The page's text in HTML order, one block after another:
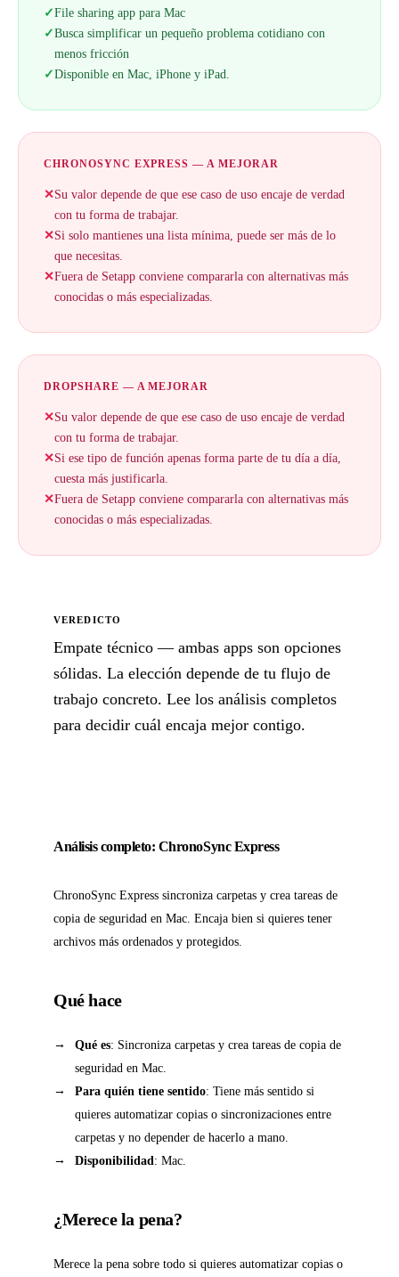
✓File sharing app para Mac
✓Busca simplificar un pequeño problema cotidiano con
menos fricción
✓Disponible en Mac, iPhone y iPad.
CHRONOSYNC EXPRESS — A MEJORAR
✕Su valor depende de que ese caso de uso encaje de verdad
con tu forma de trabajar.
✕Si solo mantienes una lista mínima, puede ser más de lo
que necesitas.
✕Fuera de Setapp conviene compararla con alternativas más
conocidas o más especializadas.
DROPSHARE — A MEJORAR
✕Su valor depende de que ese caso de uso encaje de verdad
con tu forma de trabajar.
✕Si ese tipo de función apenas forma parte de tu día a día,
cuesta más justificarla.
✕Fuera de Setapp conviene compararla con alternativas más
conocidas o más especializadas.
VEREDICTO
Empate técnico — ambas apps son opciones
sólidas. La elección depende de tu flujo de
trabajo concreto. Lee los análisis completos
para decidir cuál encaja mejor contigo.
Análisis completo: ChronoSync Express
ChronoSync Express sincroniza carpetas y crea tareas de
copia de seguridad en Mac. Encaja bien si quieres tener
archivos más ordenados y protegidos.
Qué hace
Qué es: Sincroniza carpetas y crea tareas de copia de
seguridad en Mac.
Para quién tiene sentido: Tiene más sentido si
quieres automatizar copias o sincronizaciones entre
carpetas y no depender de hacerlo a mano.
Disponibilidad: Mac.
¿Merece la pena?
Merece la pena sobre todo si quieres automatizar copias o